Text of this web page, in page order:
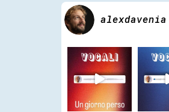
alexdavenia